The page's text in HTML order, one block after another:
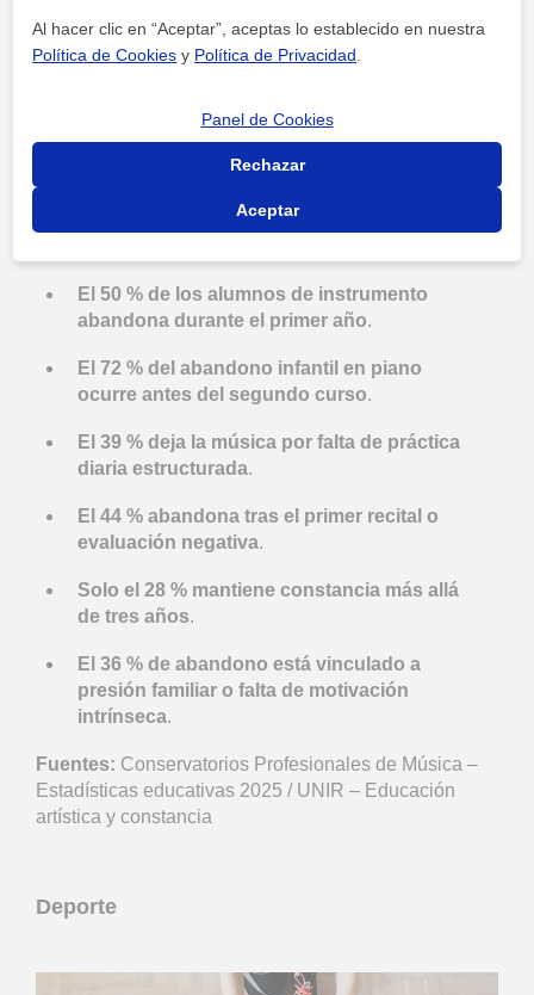
La formación musical requiere disciplina sostenida y
práctica técnica diaria. El abandono suele
El 50 % de los alumnos de instrumento
abandona durante el primer año.
El 72 % del abandono infantil en piano
ocurre antes del segundo curso.
El 39 % deja la música por falta de práctica
diaria estructurada.
El 44 % abandona tras el primer recital o
evaluación negativa.
Solo el 28 % mantiene constancia más allá
de tres años.
El 36 % de abandono está vinculado a
presión familiar o falta de motivación
intrínseca.
Fuentes: Conservatorios Profesionales de Música –
Estadísticas educativas 2025 / UNIR – Educación
artística y constancia
Deporte
Al hacer clic en “Aceptar”, aceptas lo establecido en nuestra
Política de Cookies y Política de Privacidad
Panel de Cookies
Rechazar
Aceptar